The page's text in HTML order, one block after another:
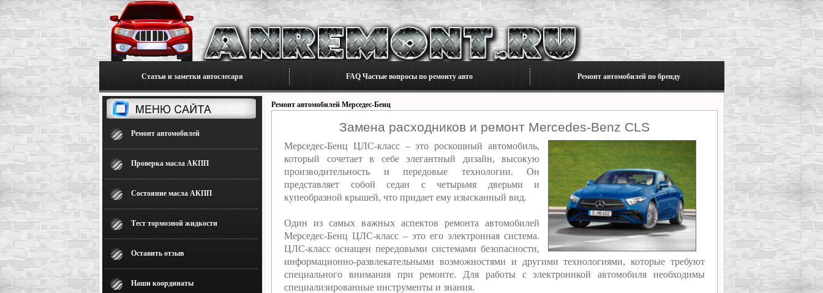
Статьи и заметки автослесаря FAQ Частые вопросы по ремонту авто Ремонт автомобилей по бренду
Ремонт автомобилей
Проверка масла АКПП
Состояние масла АКПП
Тест тормозной жидкости
Оставить отзыв
Наши координаты
Ремонт автомобилей Мерседес-Бенц
Замена расходников и ремонт Mercedes-Benz CLS
Мерседес-Бенц ЦЛС-класс – это роскошный автомобиль,
который сочетает в себе элегантный дизайн, высокую
производительность и передовые технологии. Он
представляет собой седан с четырьмя дверьми и
купеобразной крышей, что придает ему изысканный вид.
Один из самых важных аспектов ремонта автомобилей
Мерседес-Бенц ЦЛС-класс – это его электронная система.
ЦЛС-класс оснащен передовыми системами безопасности,
информационно-развлекательными возможностями и другими технологиями, которые требуют
специального внимания при ремонте. Для работы с электроникой автомобиля необходимы
специализированные инструменты и знания.